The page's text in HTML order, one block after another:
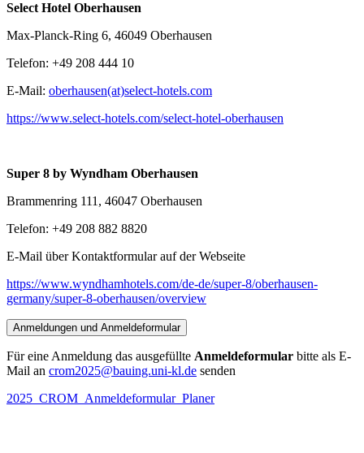
Select Hotel Oberhausen
Max-Planck-Ring 6, 46049 Oberhausen
Telefon: +49 208 444 10
E-Mail: oberhausen(at)select-hotels.com
https://www.select-hotels.com/select-hotel-oberhausen
Super 8 by Wyndham Oberhausen
Brammenring 111, 46047 Oberhausen
Telefon: +49 208 882 8820
E-Mail über Kontaktformular auf der Webseite
https://www.wyndhamhotels.com/de-de/super-8/oberhausen-
germany/super-8-oberhausen/overview
Anmeldungen und Anmeldeformular
Für eine Anmeldung das ausgefüllte Anmeldeformular bitte als E-
Mail an crom2025@bauing.uni-kl.de senden
2025_CROM_Anmeldeformular_Planer